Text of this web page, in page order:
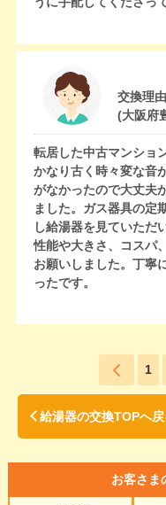
交換理由
(大阪府
転居した中古マンショ
かなり古く時々変な音
がなかったので大丈夫
ました。ガス器具の定
し給湯器を見ていただ
性能や大きさ、コスパ
お願いしました。丁寧
ったです。
1
給湯器の交換TOPへ戻
お客さま